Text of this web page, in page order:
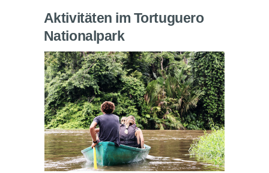
Aktivitäten im Tortuguero
Nationalpark